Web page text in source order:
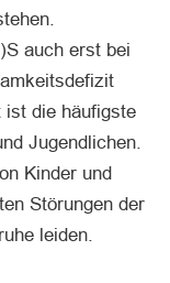
auch erst bei
ist die häufigste
Jugendlichen.
Kinder und
Störungen der
leiden.